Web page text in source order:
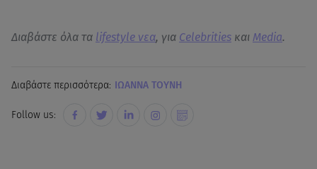
Διαβάστε όλα τα lifestyle νεα, για Celebrities και Media.
Διαβάστε περισσότερα: ΙΩΑΝΝΑ ΤΟΥΝΗ
Follow us: